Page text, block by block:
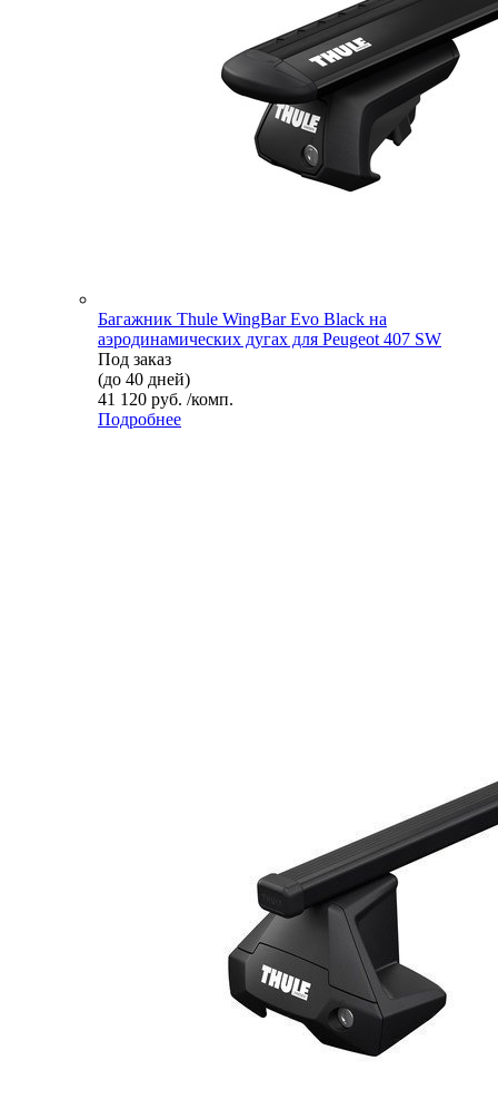
Багажник Thule WingBar Evo Black на
аэродинамических дугах для Peugeot 407 SW
Под заказ
(до 40 дней)
41 120 руб. /комп.
Подробнее